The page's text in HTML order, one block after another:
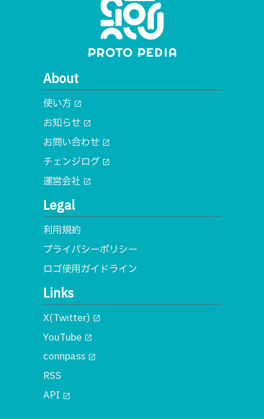
About
使い方 open_in_new
お知らせ open_in_new
お問い合わせ open_in_new
チェンジログ open_in_new
運営会社 open_in_new
Legal
利用規約
プライバシーポリシー
ロゴ使用ガイドライン
Links
X(Twitter) open_in_new
YouTube open_in_new
connpass open_in_new
RSS
API open_in_new